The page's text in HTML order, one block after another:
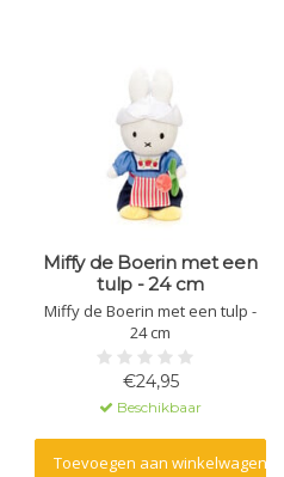
Miffy de Boerin met een
tulp - 24 cm
Miffy de Boerin met een tulp -
24 cm
€24,95
Beschikbaar
Toevoegen aan winkelwagen